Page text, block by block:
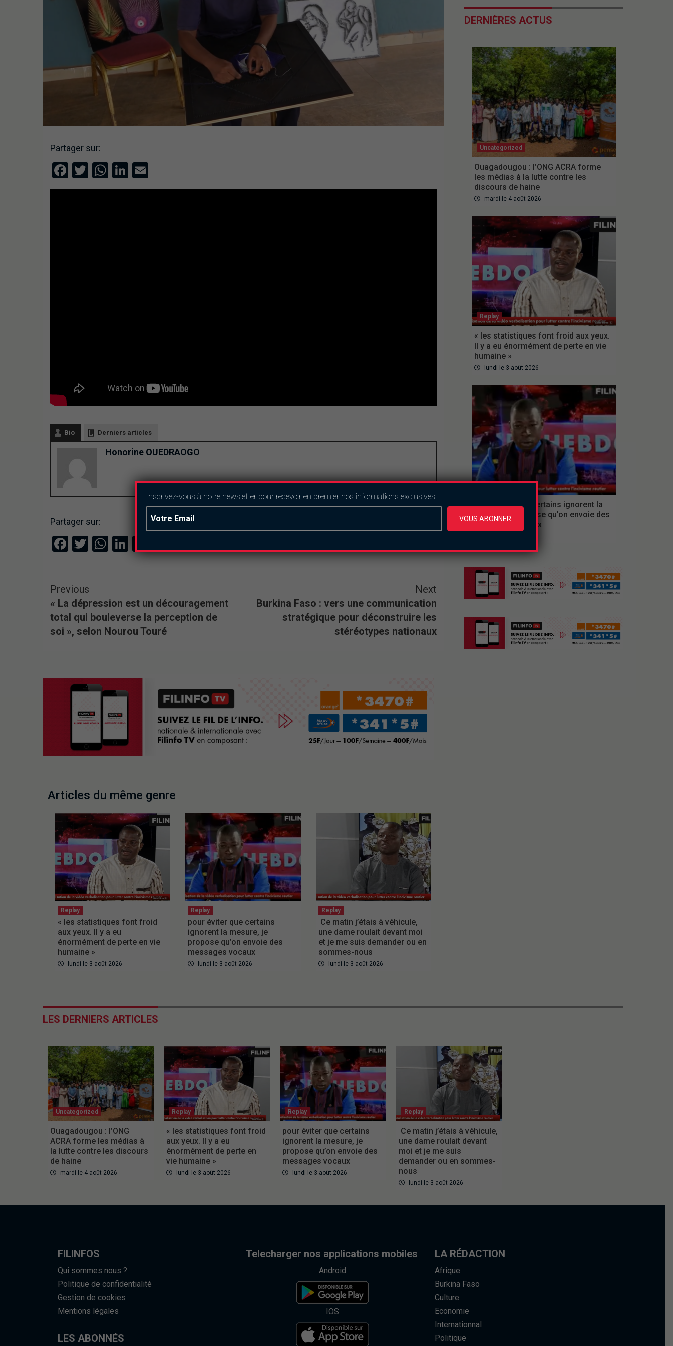
Partager sur:
Facebook
Twitter
WhatsApp
LinkedIn
Email
Bio Derniers articles
Honorine OUEDRAOGO
Partager sur:
Facebook
TwitterWhatsApp
Previous
« La dépression est un découragement
total qui bouleverse la perception de
soi », selon Nourou Touré
Next
Burkina Faso : vers une communication
stratégique pour déconstruire les
stéréotypes nationaux
Articles du même genre
Replay
« les statistiques font froid
aux yeux. Il y a eu
énormément de perte en vie
humaine »
lundi le 3 août 2026
Replay
pour éviter que certains
ignorent la mesure, je
propose qu’on envoie des
messages vocaux
lundi le 3 août 2026
Replay
Ce matin j’étais à véhicule,
une dame roulait devant moi
et je me suis demander ou en
sommes-nous
lundi le 3 août 2026
DERNIÈRES ACTUS
Uncategorized
Ouagadougou : l’ONG ACRA forme
les médias à la lutte contre les
discours de haine
mardi le 4 août 2026
Replay
« les statistiques font froid aux yeux.
Il y a eu énormément de perte en vie
humaine »
lundi le 3 août 2026
pour éviter que certains ignorent la
mesure, je propose qu’on envoie des
messages vocaux
LES DERNIERS ARTICLES
Uncategorized
Ouagadougou : l’ONG
ACRA forme les médias à
la lutte contre les discours
de haine
mardi le 4 août 2026
Replay
« les statistiques font froid
aux yeux. Il y a eu
énormément de perte en
vie humaine »
lundi le 3 août 2026
Replay
pour éviter que certains
ignorent la mesure, je
propose qu’on envoie des
messages vocaux
lundi le 3 août 2026
Replay
Ce matin j’étais à véhicule,
une dame roulait devant
moi et je me suis
demander ou en sommes-
nous
lundi le 3 août 2026
FILINFOS
Qui sommes nous ?
Politique de confidentialité
Gestion de cookies
Mentions légales
LES ABONNÉS
Telecharger nos applications mobiles
Android
IOS
LA RÉDACTION
Afrique
Burkina Faso
Culture
Economie
Internationnal
Politique
Inscrivez-vous à notre newsletter pour recevoir en premier nos informations exclusives
VOUS ABONNER